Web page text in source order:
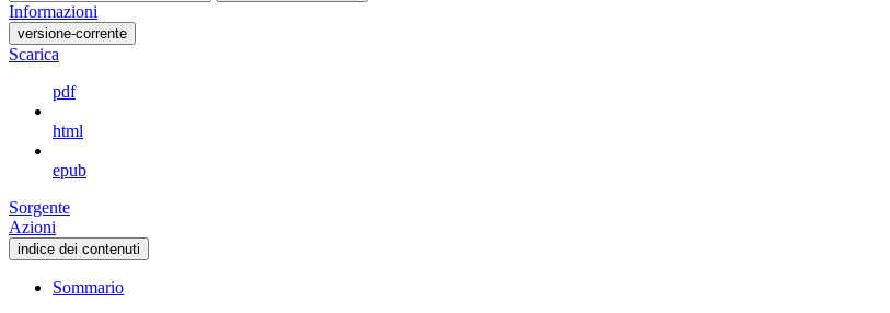
Informazioni
versione-corrente
Scarica
pdf
html
epub
Sorgente
Azioni
indice dei contenuti
Sommario